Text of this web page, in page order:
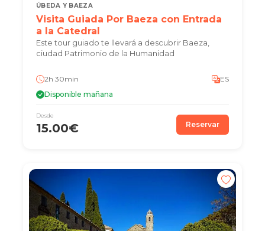
ÚBEDA Y BAEZA
Visita Guiada Por Baeza con Entrada
a la Catedral
Este tour guiado te llevará a descubrir Baeza,
ciudad Patrimonio de la Humanidad
2h 30min
ES
Disponible mañana
Desde
15.00€ Reservar